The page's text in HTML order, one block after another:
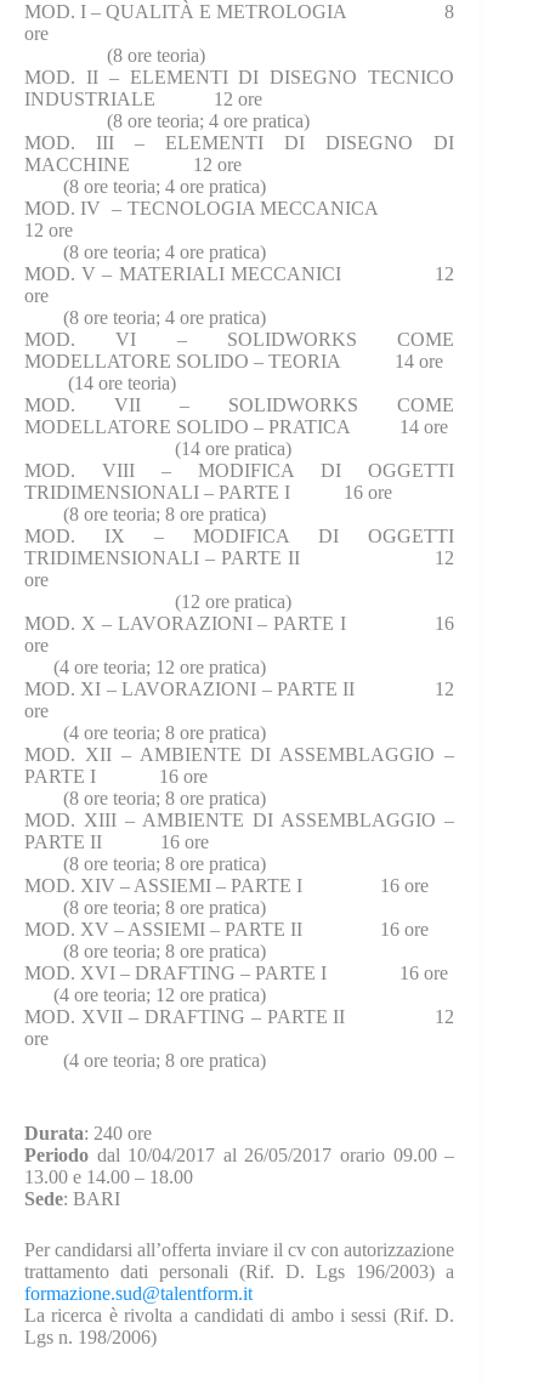
MOD. I – QUALITÀ E METROLOGIA 8
ore
(8 ore teoria)
MOD. II – ELEMENTI DI DISEGNO TECNICO
INDUSTRIALE 12 ore
(8 ore teoria; 4 ore pratica)
MOD. III – ELEMENTI DI DISEGNO DI
MACCHINE 12 ore
(8 ore teoria; 4 ore pratica)
MOD. IV – TECNOLOGIA MECCANICA
12 ore
(8 ore teoria; 4 ore pratica)
MOD. V – MATERIALI MECCANICI 12
ore
(8 ore teoria; 4 ore pratica)
MOD. VI – SOLIDWORKS COME
MODELLATORE SOLIDO – TEORIA 14 ore
(14 ore teoria)
MOD. VII – SOLIDWORKS COME
MODELLATORE SOLIDO – PRATICA 14 ore
(14 ore pratica)
MOD. VIII – MODIFICA DI OGGETTI
TRIDIMENSIONALI – PARTE I 16 ore
(8 ore teoria; 8 ore pratica)
MOD. IX – MODIFICA DI OGGETTI
TRIDIMENSIONALI – PARTE II 12
ore
(12 ore pratica)
MOD. X – LAVORAZIONI – PARTE I 16
ore
(4 ore teoria; 12 ore pratica)
MOD. XI – LAVORAZIONI – PARTE II 12
ore
(4 ore teoria; 8 ore pratica)
MOD. XII – AMBIENTE DI ASSEMBLAGGIO –
PARTE I 16 ore
(8 ore teoria; 8 ore pratica)
MOD. XIII – AMBIENTE DI ASSEMBLAGGIO –
PARTE II 16 ore
(8 ore teoria; 8 ore pratica)
MOD. XIV – ASSIEMI – PARTE I 16 ore
(8 ore teoria; 8 ore pratica)
MOD. XV – ASSIEMI – PARTE II 16 ore
(8 ore teoria; 8 ore pratica)
MOD. XVI – DRAFTING – PARTE I 16 ore
(4 ore teoria; 12 ore pratica)
MOD. XVII – DRAFTING – PARTE II 12
ore
(4 ore teoria; 8 ore pratica)
Durata: 240 ore
Periodo dal 10/04/2017 al 26/05/2017 orario 09.00 –
13.00 e 14.00 – 18.00
Sede: BARI
Per candidarsi all’offerta inviare il cv con autorizzazione
trattamento dati personali (Rif. D. Lgs 196/2003) a
formazione.sud@talentform.it
La ricerca è rivolta a candidati di ambo i sessi (Rif. D.
Lgs n. 198/2006)